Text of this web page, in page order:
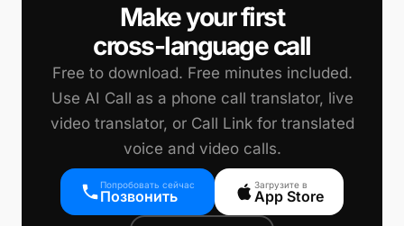
Make your first
cross-language call
Free to download. Free minutes included.
Use AI Call as a phone call translator, live
video translator, or Call Link for translated
voice and video calls.
Попробовать сейчас
Позвонить
Загрузите в
App Store